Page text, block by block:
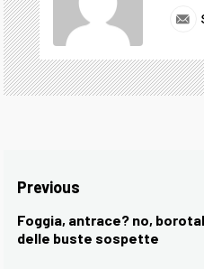
Navigazione
articoli
Previous
Previous
post:
Foggia, antrace? no,
delle buste sospette